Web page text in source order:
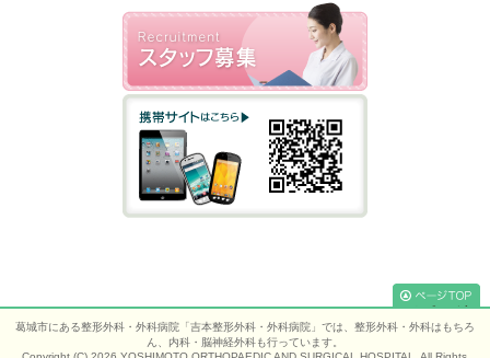
このページ
のTOPへ
葛城市にある整形外科・外科病院「吉本整形外科・外科病院」では、整形外科・外科はもちろ
ん、内科・脳神経外科も行っています。